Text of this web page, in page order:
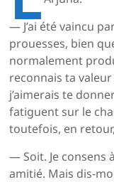
— J’ai été vaincu
prouesses, bien
normalement
reconnais ta
j’aimerais te
fatiguent sur le
toutefois, en
— Soit. Je consens
amitié. Mais dis-